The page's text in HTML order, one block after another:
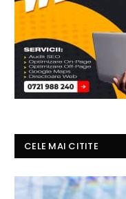
CELE MAI CITITE